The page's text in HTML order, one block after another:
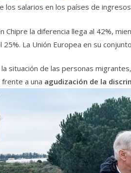
los salarios en los países de
Chipre la diferencia llega al 42%,
25%. La Unión Europea en su
situación de las personas
a una agudización de la